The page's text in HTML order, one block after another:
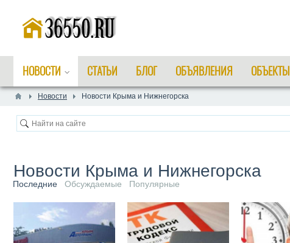
НОВОСТИ СТАТЬИ БЛОГ ОБЪЯВЛЕНИЯ ОБЪЕКТЫ
Новости Новости Крыма и Нижнегорска
Новости Крыма и Нижнегорска
Последние Обсуждаемые Популярные